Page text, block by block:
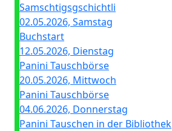
Samschtigsgschichtli
02.05.2026, Samstag
Buchstart
12.05.2026, Dienstag
Panini Tauschbörse
20.05.2026, Mittwoch
Panini Tauschbörse
04.06.2026, Donnerstag
Panini Tauschen in der Bibliothek